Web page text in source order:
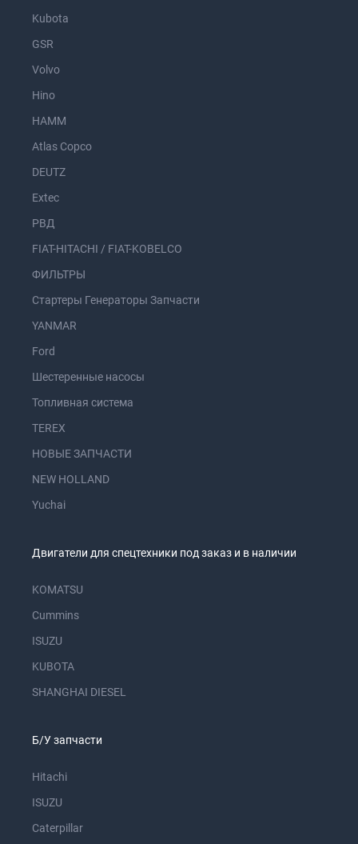
Kubota
GSR
Volvo
Hino
HAMM
Atlas Copco
DEUTZ
Extec
РВД
FIAT-HITACHI / FIAT-KOBELCO
ФИЛЬТРЫ
Стартеры Генераторы Запчасти
YANMAR
Ford
Шестеренные насосы
Топливная система
TEREX
НОВЫЕ ЗАПЧАСТИ
NEW HOLLAND
Yuchai
Двигатели для спецтехники под заказ и в наличии
KOMATSU
Cummins
ISUZU
KUBOTA
SHANGHAI DIESEL
Б/У запчасти
Hitachi
ISUZU
Caterpillar